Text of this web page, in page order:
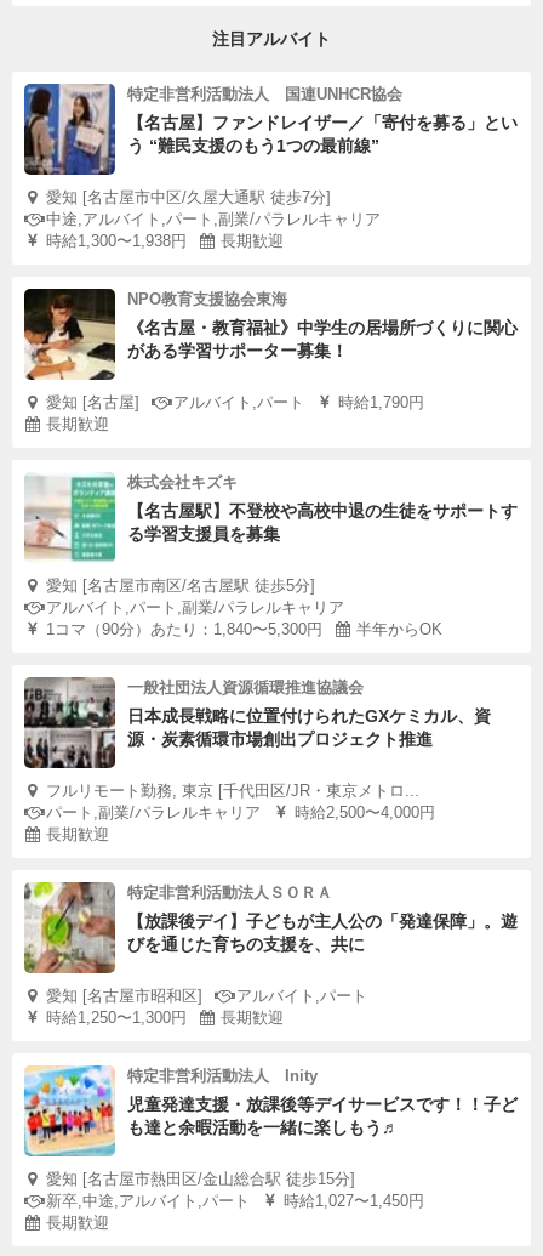
注目アルバイト
特定非営利活動法人 国連UNHCR協会
【名古屋】ファンドレイザー／「寄付を募る」とい
う “難民支援のもう1つの最前線”
愛知 [名古屋市中区/久屋大通駅 徒歩7分]
中途,アルバイト,パート,副業/パラレルキャリア
時給1,300〜1,938円
長期歓迎
NPO教育支援協会東海
《名古屋・教育福祉》中学生の居場所づくりに関心
がある学習サポーター募集！
愛知 [名古屋] アルバイト,パート
時給1,790円
長期歓迎
株式会社キズキ
【名古屋駅】不登校や高校中退の生徒をサポートす
る学習支援員を募集
愛知 [名古屋市南区/名古屋駅 徒歩5分]
アルバイト,パート,副業/パラレルキャリア
1コマ（90分）あたり：1,840〜5,300円
半年からOK
一般社団法人資源循環推進協議会
日本成長戦略に位置付けられたGXケミカル、資
源・炭素循環市場創出プロジェクト推進
フルリモート勤務, 東京 [千代田区/JR・東京メトロ...
パート,副業/パラレルキャリア
時給2,500〜4,000円
長期歓迎
特定非営利活動法人ＳＯＲＡ
【放課後デイ】子どもが主人公の「発達保障」。遊
びを通じた育ちの支援を、共に
愛知 [名古屋市昭和区]
アルバイト,パート
時給1,250〜1,300円
長期歓迎
特定非営利活動法人 Inity
児童発達支援・放課後等デイサービスです！！子ど
も達と余暇活動を一緒に楽しもう♬
愛知 [名古屋市熱田区/金山総合駅 徒歩15分]
新卒,中途,アルバイト,パート
時給1,027〜1,450円
長期歓迎